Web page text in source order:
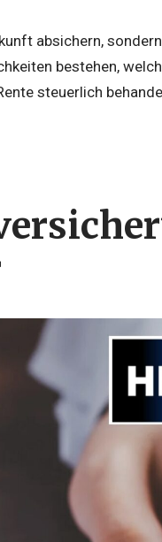
absichern,
bestehen,
steuerlich